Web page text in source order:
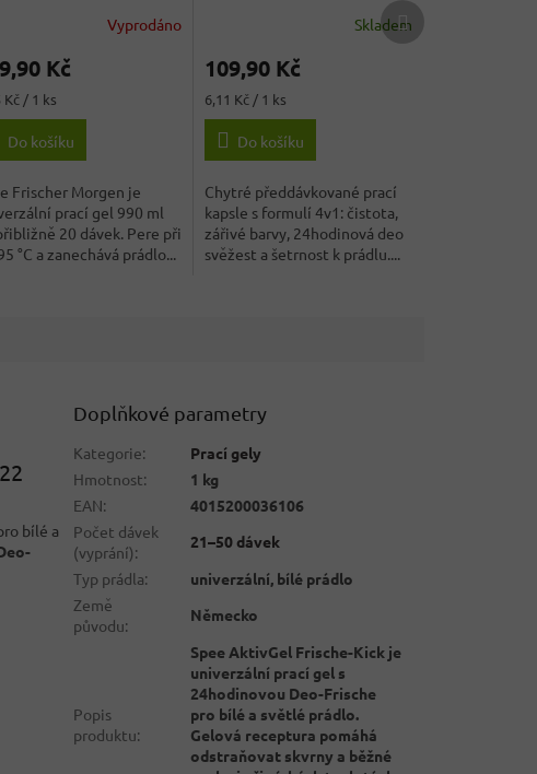
Vyprodáno
Kč
Kč / 1 ks
Do košíku
Frischer Morgen je
prací gel 990 ml
20 dávek. Pere při
°C a zanechává prádlo...
Skladem
109,90 Kč
Měrná
cena:
6,11 Kč / 1 ks
Do košíku
Chytré předdávkované prací
kapsle s formulí 4v1: čistota,
zářivé barvy, 24hodinová deo
svěžest a šetrnost k prádlu....
produkt
bílé a
Doplňkové parametry
Kategorie:
Prací gely
Hmotnost:
1 kg
EAN:
4015200036106
Počet dávek
(vyprání):
21–50 dávek
Typ prádla:
univerzální, bílé prádlo
Země
původu:
Německo
Popis
produktu:
Spee AktivGel Frische-Kick je
univerzální prací gel s
24hodinovou Deo-Frische
pro bílé a světlé prádlo.
Gelová receptura pomáhá
odstraňovat skvrny a běžné